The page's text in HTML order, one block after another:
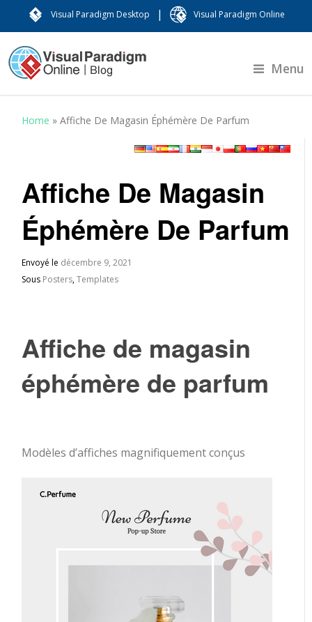
Visual Paradigm Desktop | Visual Paradigm Online
Menu
Home »Affiche De Magasin Éphémère De Parfum
Affiche De Magasin
Éphémère De Parfum
Envoyé le décembre 9, 2021
Sous Posters,Templates
Affiche de magasin
éphémère de parfum
Modèles d’affiches magnifiquement conçus